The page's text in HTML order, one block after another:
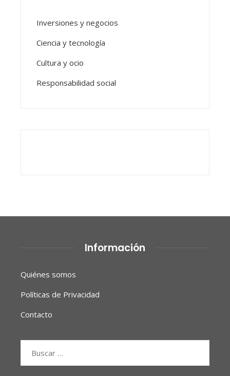
Inversiones y negocios
Ciencia y tecnología
Cultura y ocio
Responsabilidad social
Información
Quiénes somos
Políticas de Privacidad
Contacto